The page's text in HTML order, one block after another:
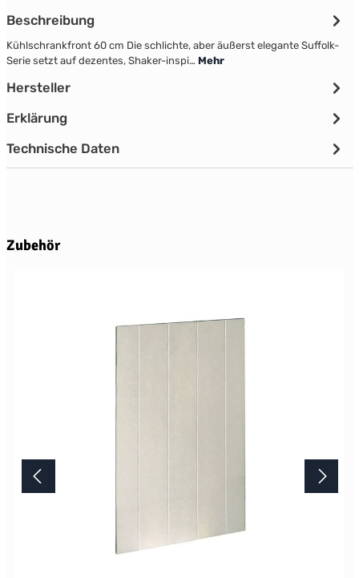
Beschreibung
Kühlschrankfront 60 cm Die schlichte, aber äußerst elegante Suffolk-
Serie setzt auf dezentes, Shaker-inspi… Mehr
Hersteller
Erklärung
Technische Daten
Produktgalerie überspringen
Zubehör